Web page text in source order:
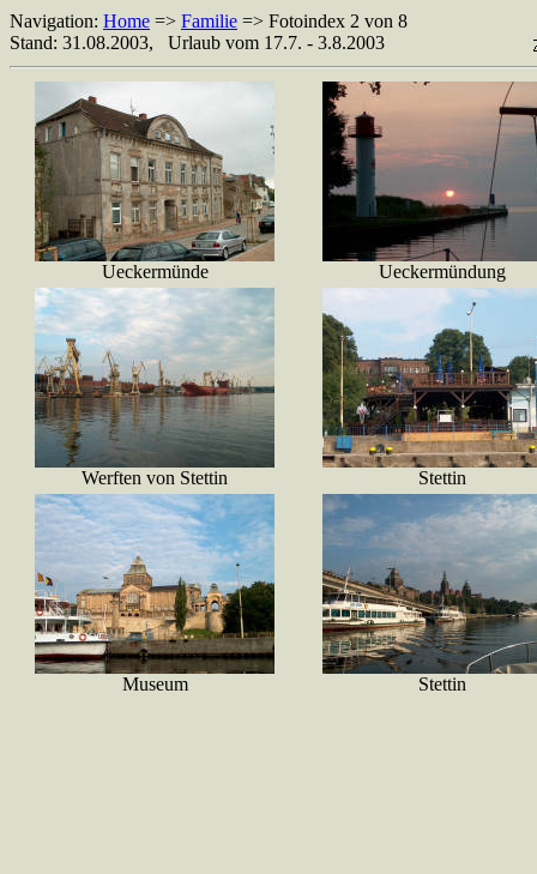
Navigation: Home => Familie => Fotoindex 2 von 8
Stand: 31.08.2003, Urlaub vom 17.7. - 3.8.2003
Ueckermünde Ueckermündung
Werften von Stettin Stettin
Museum Stettin